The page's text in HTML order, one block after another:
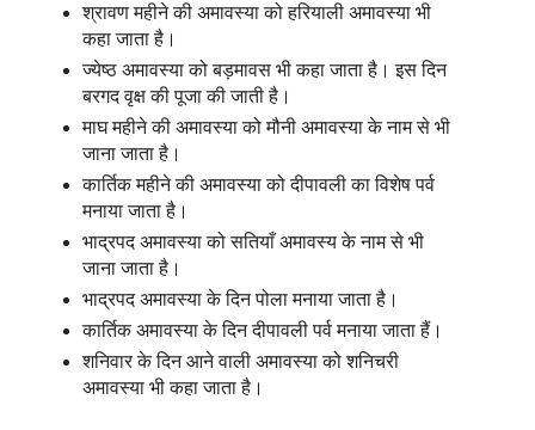
श्रावण महीने की अमावस्या को हरियाली अमावस्या भी
कहा जाता है।
ज्येष्ठ अमावस्या को बड़मावस भी कहा जाता है। इस दिन
बरगद वृक्ष की पूजा की जाती है।
माघ महीने की अमावस्या को मौनी अमावस्या के नाम से भी
जाना जाता है।
कार्तिक महीने की अमावस्या को दीपावली का विशेष पर्व
मनाया जाता है।
भाद्रपद अमावस्या को सतियाँ अमावस्य के नाम से भी
जाना जाता है।
भाद्रपद अमावस्या के दिन पोला मनाया जाता है।
कार्तिक अमावस्या के दिन दीपावली पर्व मनाया जाता हैं।
शनिवार के दिन आने वाली अमावस्या को शनिचरी
अमावस्या भी कहा जाता है।